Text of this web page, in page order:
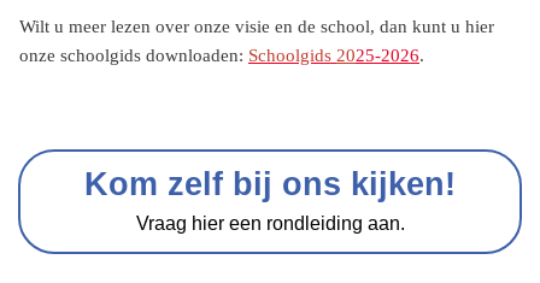
Wilt u meer lezen over onze visie en de school, dan kunt u hier
onze schoolgids downloaden: Schoolgids 2025-2026.
Kom zelf bij ons kijken!
Vraag hier een rondleiding aan.